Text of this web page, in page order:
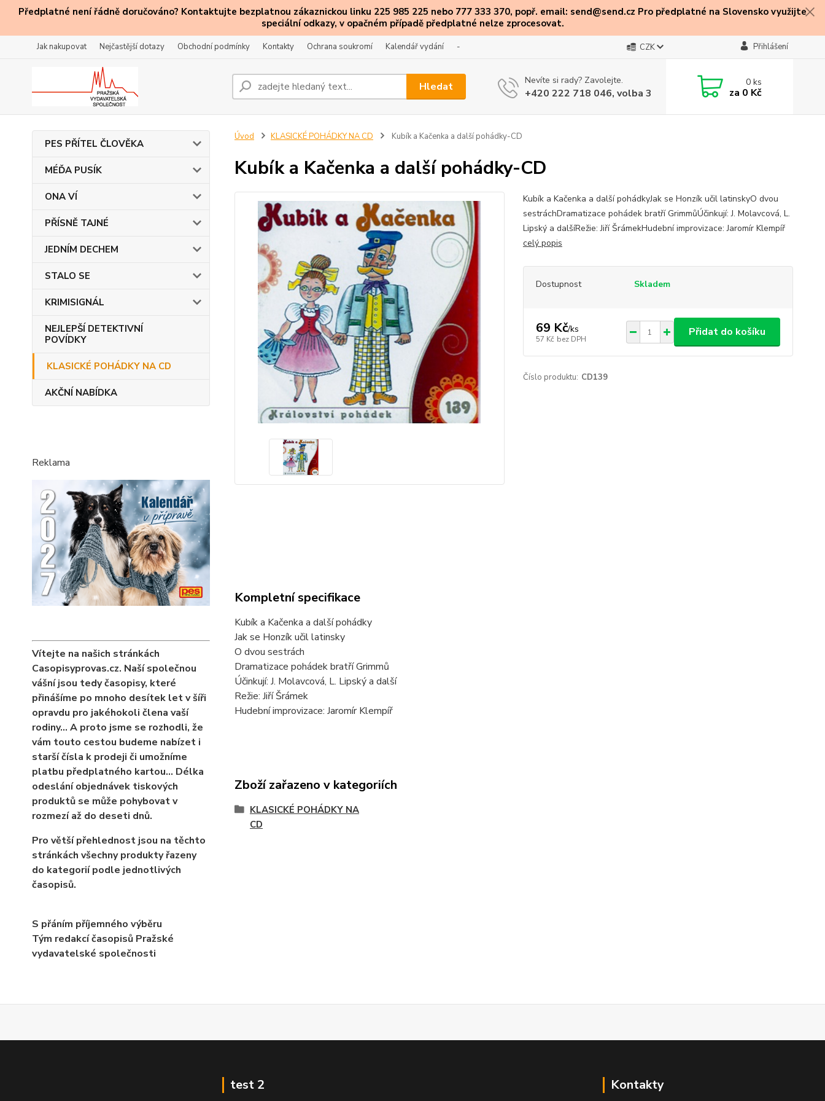
Předplatné není řádně doručováno? Kontaktujte bezplatnou zákaznickou linku 225 985 225 nebo 777 333 370, popř. email: send@send.cz Pro předplatné na Slovensko využijte
speciální odkazy, v opačném případě předplatné nelze zprocesovat.
Jak nakupovat Nejčastější dotazy Obchodní podmínky Kontakty Ochrana soukromí Kalendář vydání - CZK Přihlášení
Hledat Nevíte si rady? Zavolejte.
+420 222 718 046, volba 3
0ks
za 0 Kč
PES PŘÍTEL ČLOVĚKA
MÉĎA PUSÍK
ONA VÍ
PŘÍSNĚ TAJNÉ
JEDNÍM DECHEM
STALO SE
KRIMISIGNÁL
NEJLEPŠÍ DETEKTIVNÍ
POVÍDKY
KLASICKÉ POHÁDKY NA CD
AKČNÍ NABÍDKA
Reklama
Vítejte na našich stránkách
Casopisyprovas.cz. Naší společnou
vášní jsou tedy časopisy, které
přinášíme po mnoho desítek let v šíři
opravdu pro jakéhokoli člena vaší
rodiny… A proto jsme se rozhodli, že
vám touto cestou budeme nabízet i
starší čísla k prodeji či umožníme
platbu předplatného kartou... Délka
odeslání objednávek tiskových
produktů se může pohybovat v
rozmezí až do deseti dnů.
Pro větší přehlednost jsou na těchto
stránkách všechny produkty řazeny
do kategorií podle jednotlivých
časopisů.
S přáním příjemného výběru
Tým redakcí časopisů Pražské
vydavatelské společnosti
Úvod KLASICKÉ POHÁDKY NA CD Kubík a Kačenka a další pohádky-CD
Kubík a Kačenka a další pohádky-CD
Kubík a Kačenka a další pohádkyJak se Honzík učil latinskyO dvou
sestráchDramatizace pohádek bratří GrimmůÚčinkují: J. Molavcová, L.
Lipský a dalšíRežie: Jiří ŠrámekHudební improvizace: Jaromír Klempíř
celý popis
Dostupnost Skladem
69 Kč/ks
57 Kč bez DPH
Přidat do košíku
Číslo produktu: CD139
Kompletní specifikace
Kubík a Kačenka a další pohádky
Jak se Honzík učil latinsky
O dvou sestrách
Dramatizace pohádek bratří Grimmů
Účinkují: J. Molavcová, L. Lipský a další
Režie: Jiří Šrámek
Hudební improvizace: Jaromír Klempíř
Zboží zařazeno v kategoriích
KLASICKÉ POHÁDKY NA
CD
test 2 Kontakty